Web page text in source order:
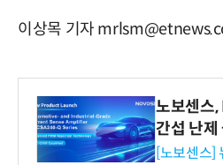
이상목 기자
노보센스,
간섭 난
류 감지
[노보센스]